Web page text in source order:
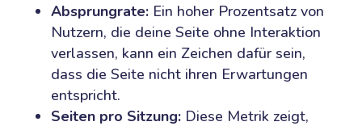
Absprungrate:Ein hoher Prozentsatz von
Nutzern, die deine Seite ohne Interaktion
verlassen, kann ein Zeichen dafür sein,
dass die Seite nicht ihren Erwartungen
entspricht.
Seiten pro Sitzung:Diese Metrik zeigt,